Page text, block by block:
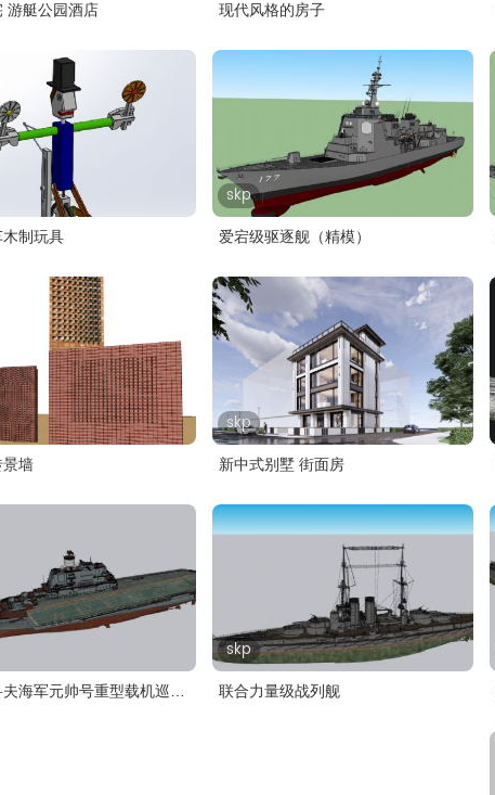
游艇公园酒店 现代风格的房子
制玩具
skp
爱宕级驱逐舰（精模）
景墙
skp
新中式别墅 街面房
海军元帅号重型载机巡
skp
联合力量级战列舰